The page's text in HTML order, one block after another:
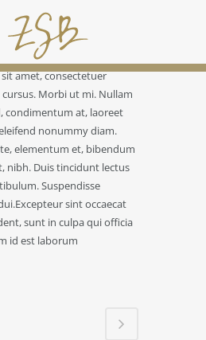
amet, consectetuer
Morbi ut mi. Nullam
condimentum at, laoreet
nonummy diam.
elementum et, bibendum
nibh. Duis tincidunt lectus
Suspendisse
sint occaecat
sunt in culpa qui officia
id est laborum